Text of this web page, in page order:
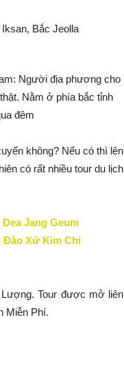
Bắc Jeolla
Người địa phương cho
Nằm ở phía bắc tỉnh
đêm
không? Nếu có thì lên
có rất nhiều tour du lịch
Jang Geum
Đào Xứ Kim Chi
Tour được mở liên
Miễn Phí.